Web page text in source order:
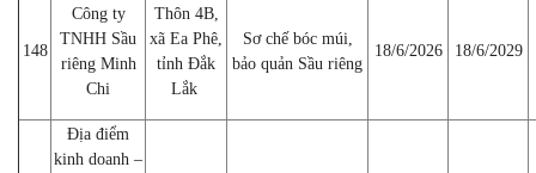
148
Công ty
TNHH Sầu
riêng Minh
Chi
Thôn 4B,
xã Ea Phê,
tỉnh Đắk
Lắk
Sơ chế bóc múi,
bảo quản Sầu riêng
18/6/2026 18/6/2029
Địa điểm
kinh doanh –